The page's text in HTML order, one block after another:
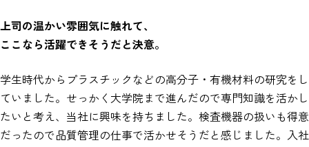
上司の温かい雰囲気に触れて、
ここなら活躍できそうだと決意。
学生時代からプラスチックなどの高分子・有機材料の研究をし
ていました。せっかく大学院まで進んだので専門知識を活かし
たいと考え、当社に興味を持ちました。検査機器の扱いも得意
だったので品質管理の仕事で活かせそうだと感じました。入社